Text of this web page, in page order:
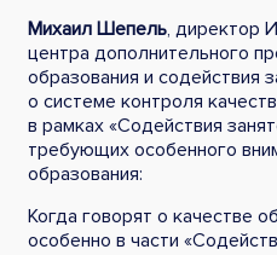
Михаил Шепель, директор
центра дополнительного
образования и содействия
о системе контроля
в рамках «Содействия
требующих особенного
образования:
Когда говорят о качестве
особенно в части